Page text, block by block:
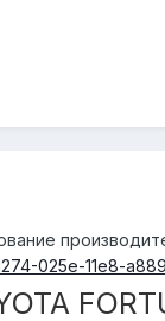
025e-11e8-